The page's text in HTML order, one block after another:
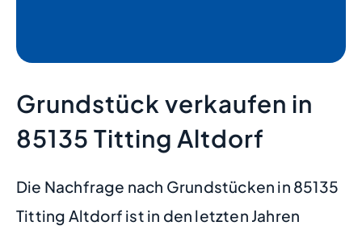
Grundstück verkaufen in
85135 Titting Altdorf
Die Nachfrage nach Grundstücken in 85135
Titting Altdorf ist in den letzten Jahren